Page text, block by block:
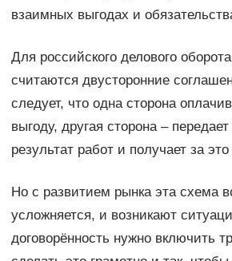
взаимных выгодах и
Для российского делового
считаются двусторонние
следует, что одна сторона
выгоду, другая сторона –
результат работ и получает за это
Но с развитием рынка эта схема
усложняется, и возникают
договорённость нужно включить